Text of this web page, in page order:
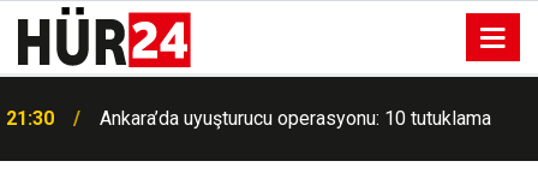
21:30 Ankara’da uyuşturucu operasyonu: 10 tutuklama